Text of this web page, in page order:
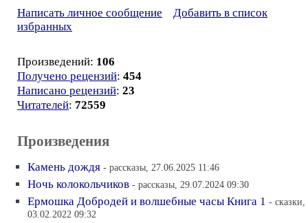
Написать личное сообщение
Добавить в список
избранных
Произведений: 106
Получено рецензий: 454
Написано рецензий: 23
Читателей: 72559
Произведения
Камень дождя - рассказы, 27.06.2025 11:46
Ночь колокольчиков - рассказы, 29.07.2024 09:30
Ермошка Добродей и волшебные часы Книга 1 - сказки,
03.02.2022 09:32